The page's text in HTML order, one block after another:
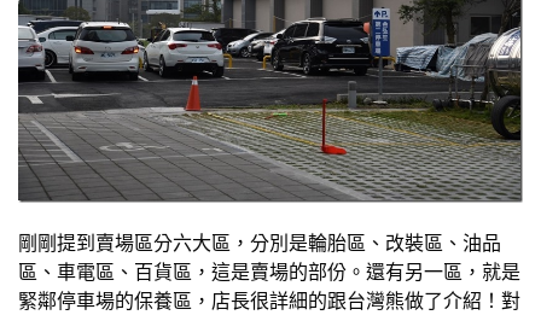
剛剛提到賣場區分六大區，分別是輪胎區、改裝區、油品
區、車電區、百貨區，這是賣場的部份。還有另一區，就是
緊鄰停車場的保養區，店長很詳細的跟台灣熊做了介紹！對